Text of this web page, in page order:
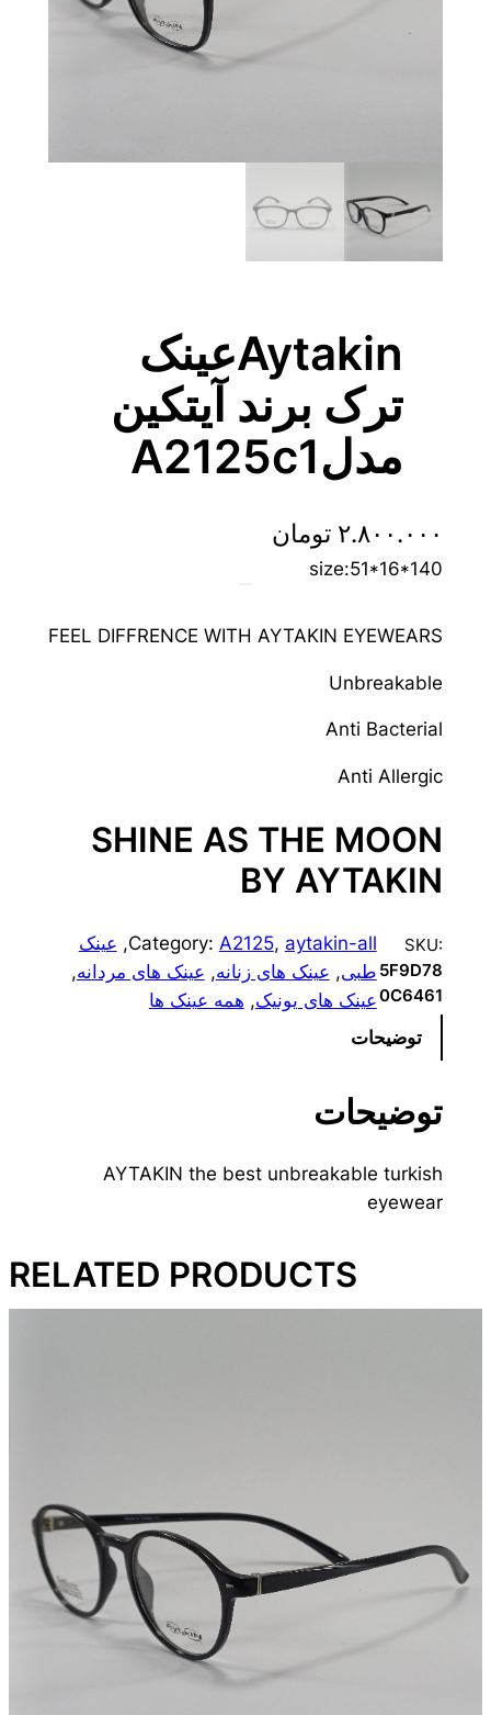
Aytakinعینک
ترک برند آیتکین
مدلA2125c1
۲.۸۰۰.۰۰۰ تومان
size:51*16*140
FEEL DIFFRENCE WITH AYTAKIN EYEWEARS
Unbreakable
Anti Bacterial
Anti Allergic
SHINE AS THE MOON
BY AYTAKIN
SKU:
5F9D78
0C6461
Category: A2125, aytakin-all
, عینک
طبی, عینک های زنانه, عینک های مردانه,
عینک های یونیک, همه عینک ها
توضیحات
توضیحات
AYTAKIN the best unbreakable turkish
eyewear
RELATED PRODUCTS